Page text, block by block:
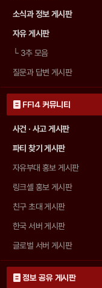
소식과 정보 게시판
자유 게시판
└3추 모음
질문과 답변 게시판
FF14 커뮤니티
사건 · 사고 게시판
파티 찾기 게시판
자유부대 홍보 게시판
링크셸 홍보 게시판
친구 초대 게시판
한국 서버 게시판
글로벌 서버 게시판
정보 공유 게시판